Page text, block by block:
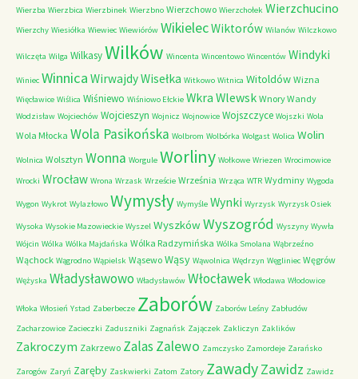
Wierzba Wierzbica Wierzbinek Wierzbno Wierzchowo Wierzchołek Wierzchucino
Wierzchy Wiesiółka Wiewiec Wiewiórów WikielecWiktorów Wilanów Wilczkowo
Wilczęta Wilga WilkasyWilków Wincenta Wincentowo Wincentów Windyki
Winiec Winnica WirwajdyWisełka Witkowo Witnica Witoldów Wizna
Więcławice Wiślica Wiśniewo Wiśniowo Ełckie Wkra Wlewsk Wnory Wandy
Wodzisław Wojciechów Wojcieszyn Wojnicz Wojnowice Wojszczyce Wojszki Wola
Wola Młocka Wola Pasikońska Wolbrom Wolbórka Wolgast Wolica Wolin
Wolnica Wolsztyn Wonna Worgule Worliny Wołkowe Wriezen Wrocimowice
Wrocki Wrocław Wrona Wrzask Wrzeście Września Wrząca WTR Wydminy Wygoda
Wygon Wykrot Wylazłowo Wymysły Wymyśle Wynki Wyrzysk Wyrzysk Osiek
Wysoka Wysokie Mazowieckie Wyszel WyszkówWyszogród Wyszyny Wywła
Wójcin Wólka Wólka Majdańska Wólka Radzymińska Wólka Smolana Wąbrzeźno
Wąchock Wągrodno Wąpielsk Wąsewo Wąsy Wąwolnica Wędrzyn Węgliniec Węgrów
Wężyska Władysławowo Władysławów Włocławek Włodawa Włodowice
Włoka Włosień Ystad Zaberbecze Zaborów Zaborów Leśny Zabłudów
Zacharzowice Zacieczki Zaduszniki Zagnańsk Zajączek Zakliczyn Zaklików
Zakroczym Zakrzewo ZalasZalewo Zamczysko Zamordeje Zarańsko
Zarogów Zaryń Zaręby Zaskwierki Zatom Zatory ZawadyZawidz Zawidz